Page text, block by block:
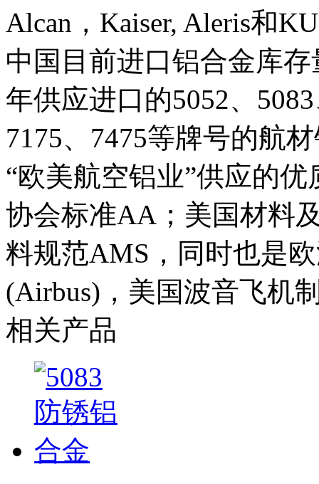
Alcan，Kaiser, Aleris和
中国目前进口铝合金库
年供应进口的5052、
7175、7475等牌号的航
“欧美航空铝业”供应的
协会标准AA；美国材料
料规范AMS，同时也是
(Airbus)，美国波音飞机
相关产品